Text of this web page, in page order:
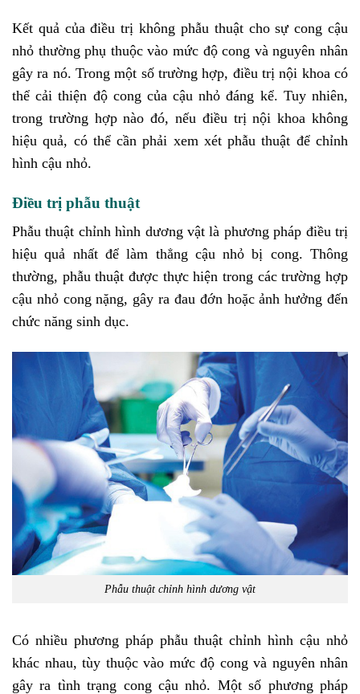
Kết quả của điều trị không phẫu thuật cho sự cong cậu
nhỏ thường phụ thuộc vào mức độ cong và nguyên nhân
gây ra nó. Trong một số trường hợp, điều trị nội khoa có
thể cải thiện độ cong của cậu nhỏ đáng kể. Tuy nhiên,
trong trường hợp nào đó, nếu điều trị nội khoa không
hiệu quả, có thể cần phải xem xét phẫu thuật để chỉnh
hình cậu nhỏ.
Điều trị phẫu thuật
Phẫu thuật chỉnh hình dương vật là phương pháp điều trị
hiệu quả nhất để làm thẳng cậu nhỏ bị cong. Thông
thường, phẫu thuật được thực hiện trong các trường hợp
cậu nhỏ cong nặng, gây ra đau đớn hoặc ảnh hưởng đến
chức năng sinh dục.
Phẫu thuật chỉnh hình dương vật
Có nhiều phương pháp phẫu thuật chỉnh hình cậu nhỏ
khác nhau, tùy thuộc vào mức độ cong và nguyên nhân
gây ra tình trạng cong cậu nhỏ. Một số phương pháp